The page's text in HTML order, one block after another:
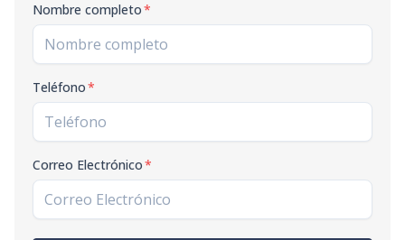
Nombre completo*
Teléfono*
Correo Electrónico*